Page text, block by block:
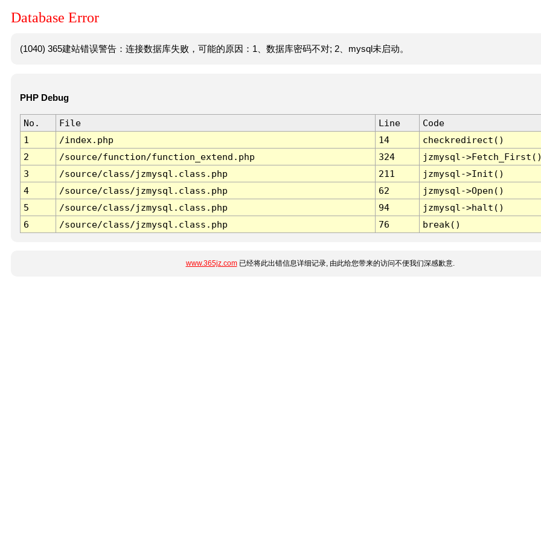
Database Error
(1040) 365建站错误警告：连接数据库失败，可能的原因：1、数据库密码不对; 2、mysql未启动。
PHP Debug
No. File Line
Code
1
/index.php 14
checkredirect()
2
/source/function/function_extend.php 324
jzmysql-
3
/source/class/jzmysql.class.php 211
jzmysql->Init()
4
/source/class/jzmysql.class.php 62
jzmysql->Open()
5
/source/class/jzmysql.class.php 94
jzmysql->halt()
6
/source/class/jzmysql.class.php 76 break()
www.365jz.com已经将此出错信息详细记录, 由此给您带来的访问不便我们深感歉意.